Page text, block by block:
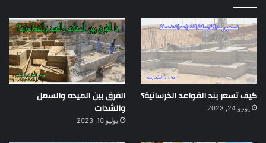
كيف تسعر بند القواعد الخرسانية؟
يونيو 24, 2023
الفرق بين الميده والسمل
والشدات
يوليو 10, 2023